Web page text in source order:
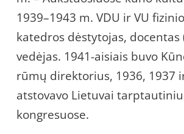
1939–1943 m. VDU ir VU
katedros dėstytojas, docentas
vedėjas. 1941-aisiais buvo
rūmų direktorius, 1936, 1937
atstovavo Lietuvai
kongresuose.